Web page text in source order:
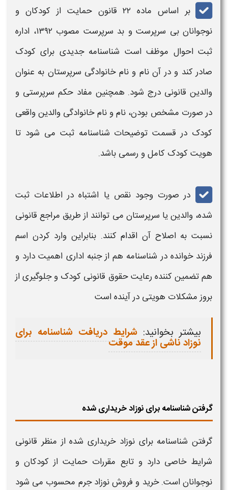
بر اساس ماده ۲۲ قانون حمایت از کودکان و
نوجوانان بی‌ سرپرست و بد سرپرست مصوب ۱۳۹۲، اداره
ثبت احوال موظف است شناسنامهجدیدی برای کودک
صادر کند و در آن نام و نام خانوادگی سرپرستان به عنوان
والدین قانونی درج شود. همچنین مفاد حکم سرپرستی و
در صورت مشخص بودن، نام و نام خانوادگی والدین واقعی
کودک در قسمت توضیحات شناسنامهثبت می‌ شود تا
هویت کودک کامل و رسمی باشد.
در صورت وجود نقص یا اشتباه در اطلاعات ثبت‌
شده، والدین یا سرپرستان می‌ توانند از طریق مراجع قانونی
نسبت به اصلاح آن اقدام کنند. بنابراین وارد کردن اسم
فرزند خوانده در شناسنامه هم از جنبه اداری اهمیت دارد و
هم تضمین‌ کننده رعایت حقوق قانونی کودک و جلوگیری از
بروز مشکلات هویتی در آینده است
بیشتر بخوانید: شرایط دریافت شناسنامه برای
نوزاد ناشی از عقد موقت
گرفتن شناسنامه برای نوزاد خریداری شده
گرفتن شناسنامهبرای نوزاد خریداری شده از منظر قانونی
شرایط خاصی دارد و تابع مقررات حمایت از کودکان و
نوجوانان است. خرید و فروش نوزاد جرم محسوب می‌ شود